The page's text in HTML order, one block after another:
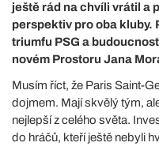
ještě rád na chvíli vrátil a
perspektiv pro oba kluby.
triumfu PSG a
novém Prostoru Jana
Musím říct, že Paris Saint-
dojmem. Mají skvělý tým,
nejlepší z celého světa.
do hráčů, kteří ještě nebyli